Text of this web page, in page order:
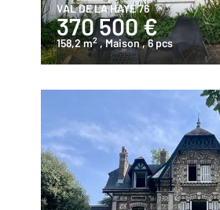
VAL DE LA HAYE 76
370 500 €
158,2 m2 , Maison, 6 pcs